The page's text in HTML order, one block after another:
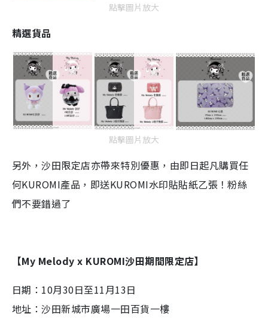
點擊圖片放大
精選貨品
點擊圖片放大
另外，沙田限定店亦帶來特別優惠，由即日起凡購買任
何KUROMI產品，即送KUROMI水印貼貼紙乙張！粉絲
們不要錯過了
【My Melody x KUROMI沙田期間限定店】
日期：10月30日至11月13日
地址：沙田新城市廣場一田百貨一樓